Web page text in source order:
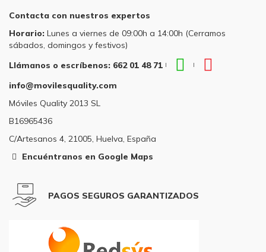
Contacta con nuestros expertos
Horario: Lunes a viernes de 09:00h a 14:00h (Cerramos
sábados, domingos y festivos)
Llámanos o escríbenos: 662 01 48 71 |
WhatsApp
Llámanos
|
info@movilesquality.com
Móviles Quality 2013 SL
B16965436
C/Artesanos 4, 21005, Huelva, España
Encuéntranos en Google Maps
PAGOS SEGUROS GARANTIZADOS